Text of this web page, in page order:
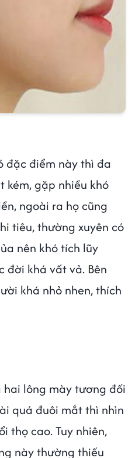
đặc điểm này thì đa
kém, gặp nhiều khó
ngoài ra họ cũng
tiêu, thường xuyên có
nên khó tích lũy
đời khá vất vả. Bên
khá nhỏ nhen, thích
lông mày tương đối
quá đuôi mắt thì nhìn
thọ cao. Tuy nhiên,
này thường thiếu